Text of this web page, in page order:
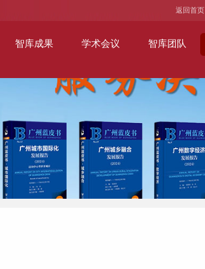
智库成果 学术会议 智库团队
返回首页